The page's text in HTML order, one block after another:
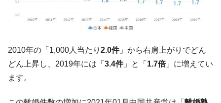
『Money1』
韓国政府『BYD』車への補助金を全廃 ⇒ 実
『Money1』
在韓米国大使スティールが着韓！⇒ さっそ
ドを掲げる「在韓反米勢力」
『Money1』
韓国政府「2035年までに18.4GW規模のAIデ
2010年の「1,000人当たり 2.0件」から右肩上がりでどん
どん上昇し、2019年には「 3.4件」と「 1.7倍」に増えてい
ます。